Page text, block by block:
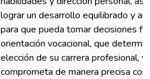
lograr un desarrollo equilibrado y
para que pueda tomar decisiones
orientación vocacional, que
elección de su carrera profesional, y
comprometa de manera precisa con